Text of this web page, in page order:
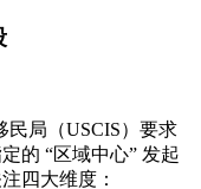
民局（USCIS）要求
的 “区域中心” 发起
四大维度：